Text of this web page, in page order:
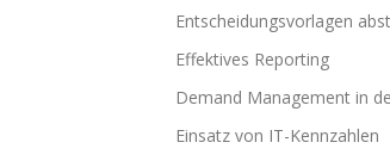
Entscheidungsvorlagen
Effektives Reporting
Demand Management in
Einsatz von IT-Kennzahlen